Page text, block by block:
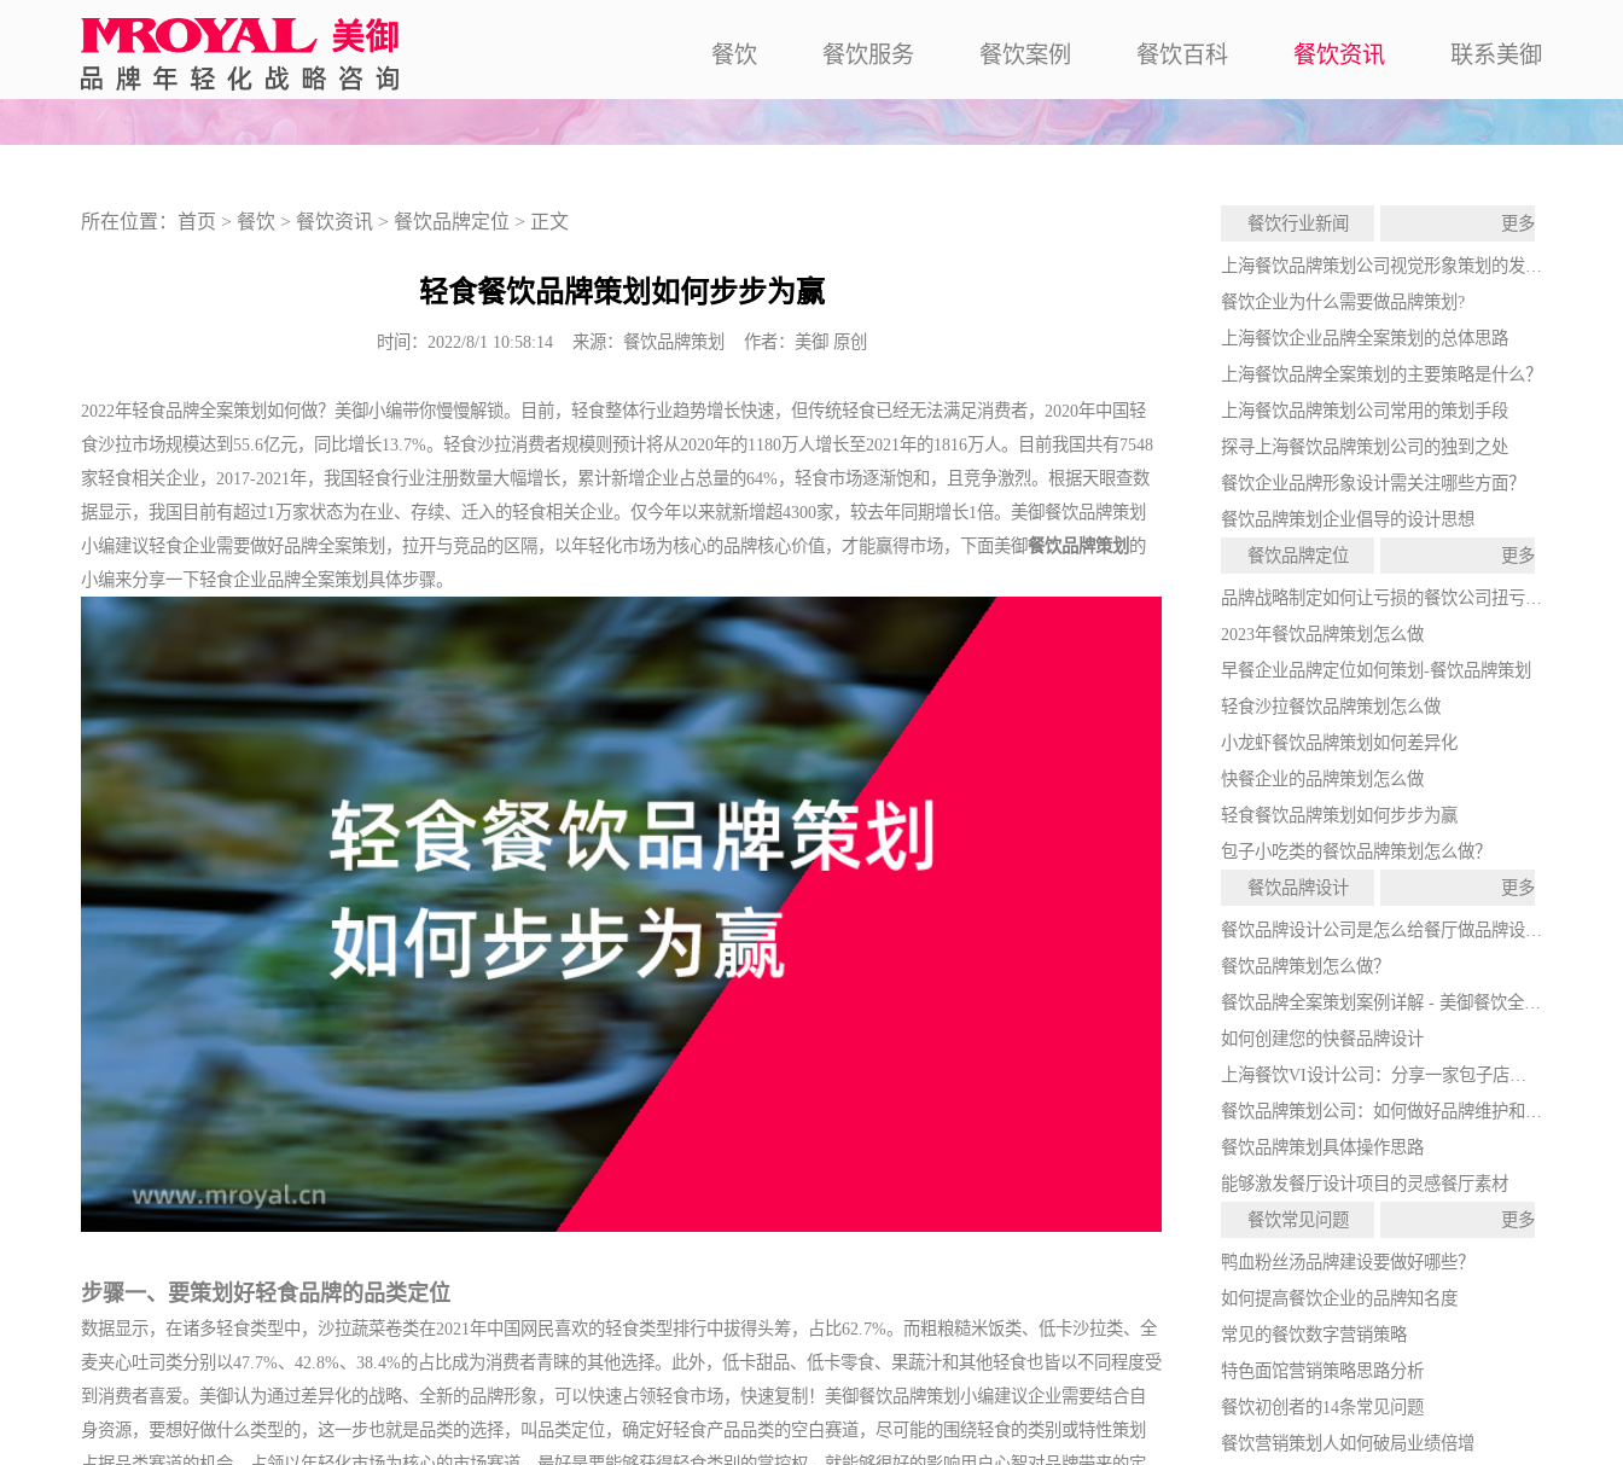
餐饮 餐饮服务 餐饮案例 餐饮百科 餐饮资讯 联系美御
所在位置： 首页 > 餐饮 > 餐饮资讯 > 餐饮品牌定位 > 正文
轻食餐饮品牌策划如何步步为赢
时间：2022/8/1 10:58:14 来源：餐饮品牌策划 作者：美御 原创
2022年轻食品牌全案策划如何做？美御小编带你慢慢解锁。目前，轻食整体行业趋势增长快速，但传统轻食已经无法满足消费者，2020年中国轻
食沙拉市场规模达到55.6亿元，同比增长13.7%。轻食沙拉消费者规模则预计将从2020年的1180万人增长至2021年的1816万人。目前我国共有7548
家轻食相关企业，2017-2021年，我国轻食行业注册数量大幅增长，累计新增企业占总量的64%，轻食市场逐渐饱和，且竞争激烈。根据天眼查数
据显示，我国目前有超过1万家状态为在业、存续、迁入的轻食相关企业。仅今年以来就新增超4300家，较去年同期增长1倍。美御餐饮品牌策划
小编建议轻食企业需要做好品牌全案策划，拉开与竞品的区隔，以年轻化市场为核心的品牌核心价值，才能赢得市场，下面美御餐饮品牌策划 的
小编来分享一下轻食企业品牌全案策划具体步骤。
步骤一、要策划好轻食品牌的品类定位
数据显示，在诸多轻食类型中，沙拉蔬菜卷类在2021年中国网民喜欢的轻食类型排行中拔得头筹，占比62.7%。而粗粮糙米饭类、低卡沙拉类、全
麦夹心吐司类分别以47.7%、42.8%、38.4%的占比成为消费者青睐的其他选择。此外，低卡甜品、低卡零食、果蔬汁和其他轻食也皆以不同程度受
到消费者喜爱。美御认为通过差异化的战略、全新的品牌形象，可以快速占领轻食市场，快速复制！美御餐饮品牌策划小编建议企业需要结合自
身资源，要想好做什么类型的，这一步也就是品类的选择，叫品类定位，确定好轻食产品品类的空白赛道，尽可能的围绕轻食的类别或特性策划
餐饮行业新闻 更多
上海餐饮品牌策划公司视觉形象策划的发展战略
餐饮企业为什么需要做品牌策划?
上海餐饮企业品牌全案策划的总体思路
上海餐饮品牌全案策划的主要策略是什么？
上海餐饮品牌策划公司常用的策划手段
探寻上海餐饮品牌策划公司的独到之处
餐饮企业品牌形象设计需关注哪些方面？
餐饮品牌策划企业倡导的设计思想
餐饮品牌定位
更多
品牌战略制定如何让亏损的餐饮公司扭亏为盈
2023年餐饮品牌策划怎么做
早餐企业品牌定位如何策划-餐饮品牌策划
轻食沙拉餐饮品牌策划怎么做
小龙虾餐饮品牌策划如何差异化
快餐企业的品牌策划怎么做
轻食餐饮品牌策划如何步步为赢
包子小吃类的餐饮品牌策划怎么做？
餐饮品牌设计
更多
餐饮品牌设计公司是怎么给餐厅做品牌设计的
餐饮品牌策划怎么做？
餐饮品牌全案策划案例详解 - 美御餐饮全案策划
如何创建您的快餐品牌设计
上海餐饮VI设计公司：分享一家包子店的VI设计
餐饮品牌策划具体操作思路
能够激发餐厅设计项目的灵感餐厅素材
餐饮常见问题
更多
鸭血粉丝汤品牌建设要做好哪些？
如何提高餐饮企业的品牌知名度
常见的餐饮数字营销策略
特色面馆营销策略思路分析
餐饮初创者的14条常见问题
餐饮营销策划人如何破局业绩倍增